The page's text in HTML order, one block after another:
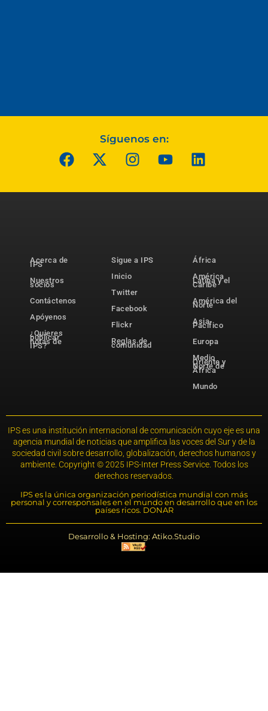
Síguenos en:
Acerca de
IPS
Nuestros
socios
Contáctenos
Apóyenos
¿Quieres
publicar
notas de
IPS?
Sigue a IPS
Inicio
Twitter
Facebook
Flickr
Reglas de
comunidad
África
América
Latina y el
Caribe
América del
Norte
Asia-
Pacífico
Europa
Medio
Oriente y
Norte de
África
Mundo
IPS es una institución internacional de comunicación cuyo eje es una
agencia mundial de noticias que amplifica las voces del Sur y de la
sociedad civil sobre desarrollo, globalización, derechos humanos y
ambiente. Copyright © 2025 IPS-Inter Press Service. Todos los
derechos reservados.
IPS es la única organización periodística mundial con más
personal y corresponsales en el mundo en desarrollo que en los
países ricos. DONAR
Desarrollo & Hosting: Atiko.Studio